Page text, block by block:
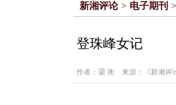
新湘评论 > 电子期刊 >
登珠峰女记
作者：梁 衡 来源：《新湘评